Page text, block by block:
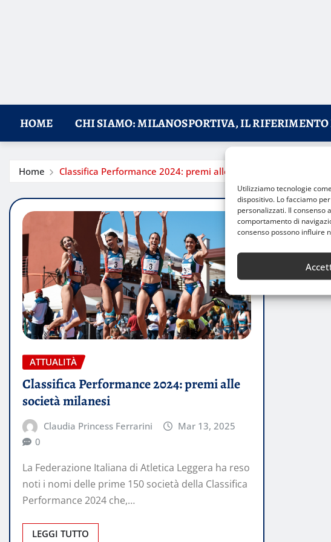
Utilizziamo tecnologie
dispositivo. Lo facciamo
personalizzati. Il consenso
comportamento di
consenso possono influire
HOME CHI SIAMO: MILANOSPORTIVA, IL RIFERIMENTO
Home Classifica Performance 2024: premi alle società milanesi
ATTUALITÀ
Classifica Performance 2024: premi alle
società milanesi
Claudia Princess Ferrarini
Mar 13, 2025
0
La Federazione Italiana di Atletica Leggera ha reso
noti i nomi delle prime 150 società della Classifica
Performance 2024 che,…
LEGGI TUTTO